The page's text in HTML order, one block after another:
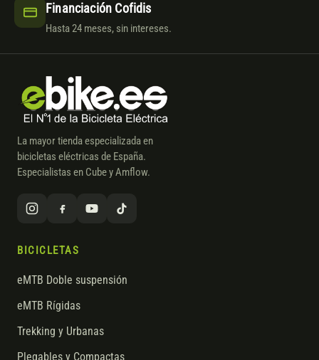
Financiación Cofidis
Hasta 24 meses, sin intereses.
La mayor tienda especializada en
bicicletas eléctricas de España.
Especialistas en Cube y Amflow.
BICICLETAS
eMTB Doble suspensión
eMTB Rígidas
Trekking y Urbanas
Plegables y Compactas